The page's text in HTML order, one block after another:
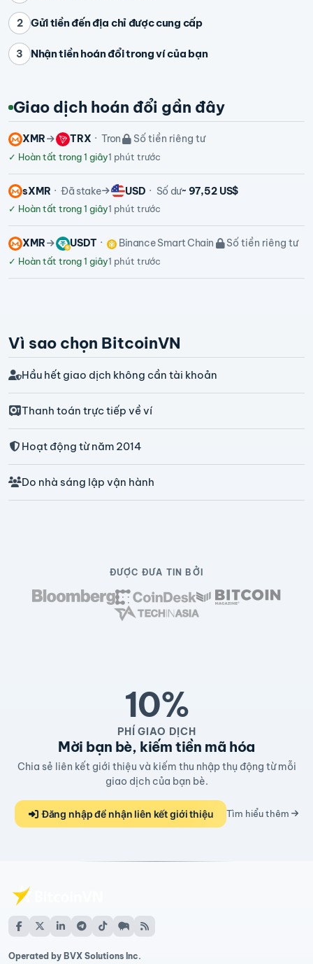
2 Gửi tiền đến địa chỉ được cung cấp
3 Nhận tiền hoán đổi trong ví của bạn
Giao dịch hoán đổi gần đây
XMR TRX Tron Số tiền riêng tư
✓ Hoàn tất trong 1 giây1 phút trước
sXMR Đã stake USD Số dư~ 97,52 US$
✓ Hoàn tất trong 1 giây1 phút trước
XMR USDT Binance Smart Chain Số tiền riêng tư
✓ Hoàn tất trong 1 giây1 phút trước
Vì sao chọn BitcoinVN
Hầu hết giao dịch không cần tài khoản
Thanh toán trực tiếp về ví
Hoạt động từ năm 2014
Do nhà sáng lập vận hành
ĐƯỢC ĐƯA TIN BỞI
10%
PHÍ GIAO DỊCH
Mời bạn bè, kiếm tiền mã hóa
Chia sẻ liên kết giới thiệu và kiếm thu nhập thụ động từ mỗi
giao dịch của bạn bè.
Đăng nhập để nhận liên kết giới thiệu Tìm hiểu thêm
Operated by BVX Solutions Inc.